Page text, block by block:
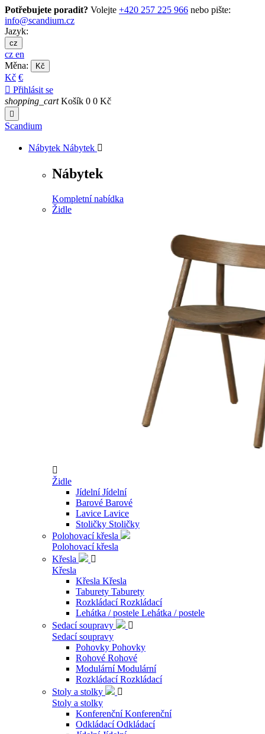
Potřebujete poradit? Volejte +420 257 225 966 nebo pište:
info@scandium.cz
Jazyk:
cz
cz en
Měna:
Kč
Kč €
 Přihlásit se
shopping_cart Košík 0 0 Kč

Scandium
Nábytek Nábytek 
Nábytek
Kompletní nabídka
Židle

Židle
Jídelní Jídelní
Barové Barové
Lavice Lavice
Stoličky Stoličky
Polohovací křesla
Polohovací křesla
Křesla

Křesla
Křesla Křesla
Taburety Taburety
Rozkládací Rozkládací
Lehátka / postele Lehátka / postele
Sedací soupravy

Sedací soupravy
Pohovky Pohovky
Rohové Rohové
Modulární Modulární
Rozkládací Rozkládací
Stoly a stolky

Stoly a stolky
Konferenční Konferenční
Odkládací Odkládací